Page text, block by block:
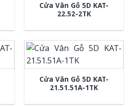
Cửa Vân Gỗ 5D KAT-
22.52-2TK
Cửa Vân Gỗ 5D KAT-
21.51.51A-1TK